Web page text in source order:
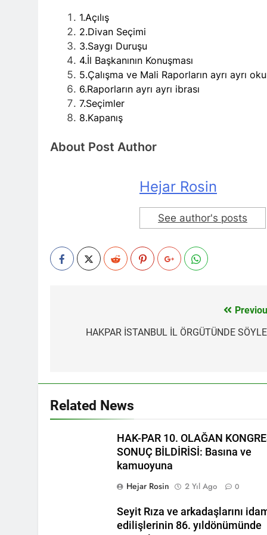
genel merkezde
1 Yıl Ago
HAK-PAR
HAK-PAR,
Ahmed el
1 Yıl Ago
HAK-PAR
1 Yıl Ago
HAK-PAR
olacaktır.’
1 Yıl Ago
1 Yıl Ago
HAK-PAR
*HAK-PAR
1 Yıl Ago
HAK-PAR
HAK-PAR,
1 Yıl Ago
Dünya Anadil
PAR Ankara il
1.Açılış
2.Divan Seçimi
3.Saygı Duruşu
4.İl Başkanının Konuşması
5.Çalışma ve Mali Raporların ayrı ayrı
6.Raporların ayrı ayrı ibrası
7.Seçimler
8.Kapanış
About Post Author
Hejar Rosin
See author's posts
gezinmesi
HAKPAR İSTANBUL İL ÖRGÜTÜNDE
Related News
HAK-PAR 10. OLAĞAN
SONUÇ BİLDİRİSİ: Basına ve
kamuoyuna
Hejar Rosin
2 Yıl Ago 0
Seyit Rıza ve arkadaşlarını
edilişlerinin 86. yıldönümünde